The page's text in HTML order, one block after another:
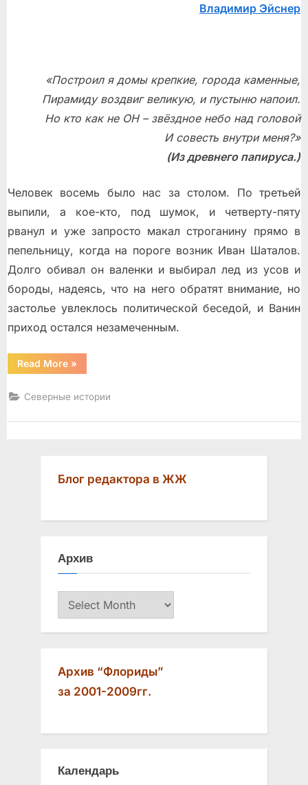
Владимир Эйснер
«Построил я домы крепкие, города каменные,
Пирамиду воздвиг великую, и пустыню напоил.
Но кто как не ОН – звёздное небо над головой
И совесть внутри меня?»
(Из древнего папируса.)
Человек восемь было нас за столом. По третьей
выпили, а кое-кто, под шумок, и четверту-пяту
рванул и уже запросто макал строганину прямо в
пепельницу, когда на пороге возник Иван Шаталов.
Долго обивал он валенки и выбирал лед из усов и
бороды, надеясь, что на него обратят внимание, но
застолье увлеклось политической беседой, и Ванин
приход остался незамеченным.
Read More“Расстрельный
Семенов”
»
Северные истории
Блог редактора в ЖЖ
Архив
Архив
Архив “Флориды”
за 2001-2009гг.
Календарь